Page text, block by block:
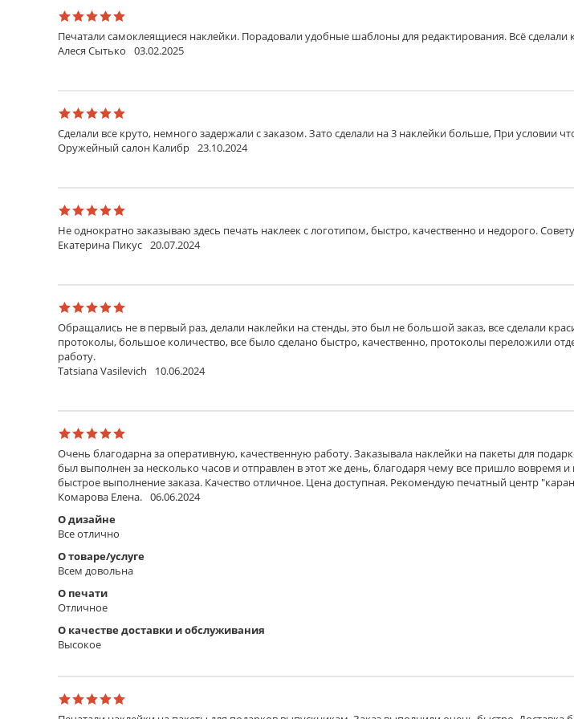
Резка в размер
Резка в размер
Ламинирование
Ламинирование
Стикер покрыт прозрачной пленкой 80 мкм (для лазерной печати 30 мкм - клеящие
Удалить лишнее
Удалить лишнее
Удалить материал между стикерами
Печатали самоклеящиеся наклейки. Порадовали удобные шаблоны для редактирования. Всё сделали
Алеся Сытько
03.02.2025
Сделали все круто, немного задержали с заказом. Зато сделали на 3 наклейки больше, При условии
Оружейный салон Калибр 23.10.2024
Не однократно заказываю здесь печать наклеек с логотипом, быстро, качественно и недорого.
Екатерина Пикус 20.07.2024
Обращались не в первый раз, делали наклейки на стенды, это был не большой заказ, все сделали
протоколы, большое количество, все было сделано быстро, качественно, протоколы переложили
работу.
Tatsiana Vasilevich
10.06.2024
Очень благодарна за оперативную, качественную работу. Заказывала наклейки на пакеты для
был выполнен за несколько часов и отправлен в этот же день, благодаря чему все пришло вовремя
быстрое выполнение заказа. Качество отличное. Цена доступная. Рекомендую печатный центр
Комарова Елена. 06.06.2024
О дизайне
Все отлично
О товаре/услуге
Всем довольна
О печати
Отличное
О качестве доставки и обслуживания
Высокое